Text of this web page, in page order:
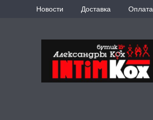
Новости Доставка Оплата